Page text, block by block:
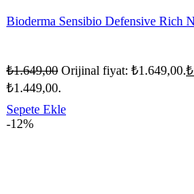
Bioderma Sensibio Defensive Rich
₺1.649,00 Orijinal fiyat: ₺1.649,00.₺
₺1.449,00.
Sepete Ekle
-12%